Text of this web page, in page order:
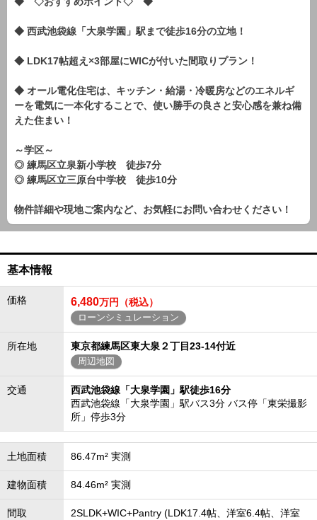
◆ 西武池袋線「大泉学園」駅まで徒歩16分の立地！
◆ LDK17帖超え×3部屋にWICが付いた間取りプラン！
◆ オール電化住宅は、キッチン・給湯・冷暖房などのエネルギ
ーを電気に一本化することで、使い勝手の良さと安心感を兼ね備
えた住まい！
～学区～
◎ 練馬区立泉新小学校 徒歩7分
◎ 練馬区立三原台中学校 徒歩10分
物件詳細や現地ご案内など、お気軽にお問い合わせください！
基本情報
価格 6,480万円（税込）
ローンシミュレーション
所在地 東京都練馬区東大泉２丁目23-14付近
周辺地図
交通
西武池袋線「大泉学園」駅徒歩16分
西武池袋線「大泉学園」駅バス3分 バス停「東栄撮影
所」停歩3分
土地面積 86.47m² 実測
建物面積 84.46m² 実測
間取
2SLDK+WIC+Pantry (LDK17.4帖、洋室6.4帖、洋室